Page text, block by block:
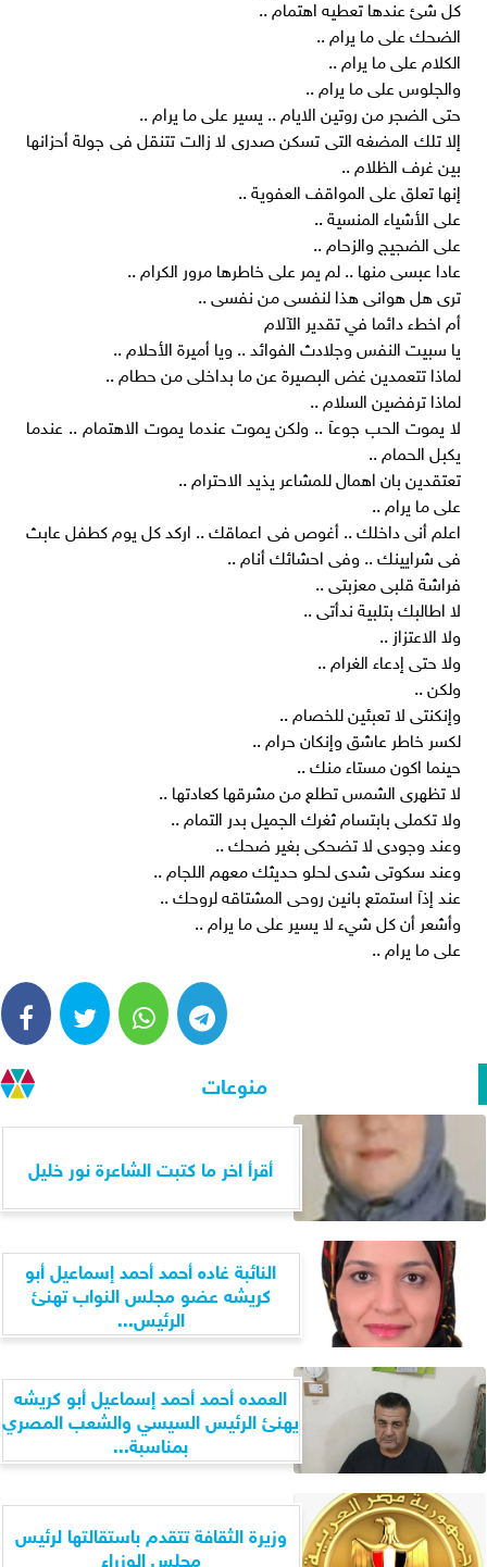
كل شئ عندها تعطيه اهتمام ..
الضحك على ما يرام ..
الكلام على ما يرام ..
والجلوس على ما يرام ..
حتى الضجر من روتين الايام .. يسير على ما يرام ..
إلا تلك المضغه التى تسكن صدرى لا زالت تتنقل فى جولة أحزانها
بين غرف الظلام ..
إنها تعلق على المواقف العفوية ..
على الأشياء المنسية ..
على الضجيج والزحام ..
عادا عبسى منها .. لم يمر على خاطرها مرور الكرام ..
ترى هل هوانى هذا لنفسى من نفسى ..
أم اخطء دائما في تقدير الآلام
يا سبيت النفس وجلادث الفوائد .. ويا أميرة الأحلام ..
لماذا تتعمدين غض البصيرة عن ما بداخلى من حطام ..
لماذا ترفضين السلام ..
لا يموت الحب جوعآ .. ولكن يموت عندما يموت الاهتمام .. عندما
يكبل الحمام ..
تعتقدين بان اهمال للمشاعر يذيد الاحترام ..
على ما يرام ..
اعلم أنى داخلك .. أغوص فى اعماقك .. اركد كل يوم كطفل عابث
فى شرايينك .. وفى احشائك أنام ..
فراشة قلبى معزبتى ..
لا اطالبك بتلبية ندأتى ..
ولا الاعتزاز ..
ولا حتى إدعاء الغرام ..
ولكن ..
وإنكنتى لا تعبئين للخصام ..
لكسر خاطر عاشق وإنكان حرام ..
حينما اكون مستاء منك ..
لا تظهرى الشمس تطلع من مشرقها كعادتها ..
ولا تكملى بابتسام ثغرك الجميل بدر التمام ..
وعند وجودى لا تضحكى بغير ضحك ..
وعند سكوتى شدى لحلو حديثك معهم اللجام ..
عند إذآ استمتع بانين روحى المشتاقه لروحك ..
وأشعر أن كل شيء لا يسير على ما يرام ..
على ما يرام ..
منوعات
أقرأ اخر ما كتبت الشاعرة نور خليل
النائبة غاده أحمد أحمد إسماعيل أبو
كريشه عضو مجلس النواب تهنئ
الرئيس...
العمده أحمد أحمد إسماعيل أبو كريشه
يهنئ الرئيس السيسي والشعب المصري
بمناسبة...
وزيرة الثقافة تتقدم باستقالتها لرئيس
مجلس الوزراء